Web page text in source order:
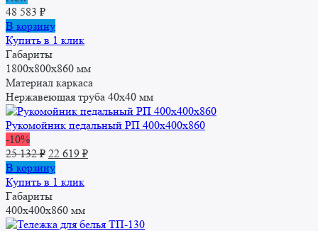
48 583 ₽
В корзину
Купить в 1 клик
Габариты
1800x800x860 мм
Материал каркаса
Нержавеющая труба 40х40 мм
Рукомойник педальный РП 400x400x860
-10%
25 132₽ Первоначальная
цена
составляла
25
132 ₽.
22 619 ₽Текущая
В корзину
Купить в 1 клик
Габариты
400x400x860 мм